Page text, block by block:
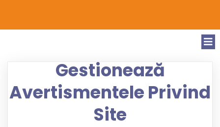
Gestionează
Avertismentele Privind
Site